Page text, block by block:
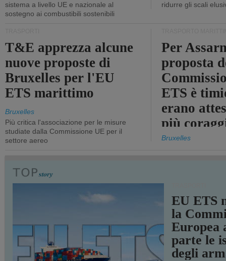
sistema a livello UE e nazionale al
sostegno ai combustibili sostenibili
ridurre gli scali
T&E apprezza alcune
nuove proposte di
Bruxelles per l'EU
ETS marittimo
Bruxelles
Più critica l'associazione per le misure
studiate dalla Commissione UE per il
settore aereo
Per
proposta
ETS è
erano
più
Bruxelles
EU ETS
la
Europea
parte le
degli